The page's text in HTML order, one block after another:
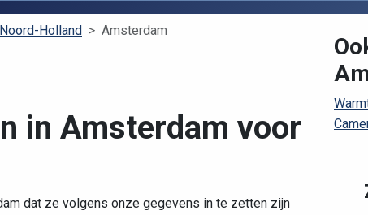
Noord-Holland Amsterdam
in Amsterdam voor
dat ze volgens onze gegevens in te zetten zijn